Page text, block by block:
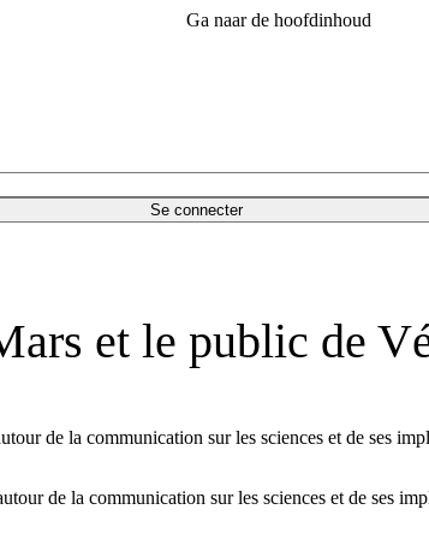
Ga naar de hoofdinhoud
Se connecter
et le public de
de la communication sur les sciences et de ses
de la communication sur les sciences et de ses